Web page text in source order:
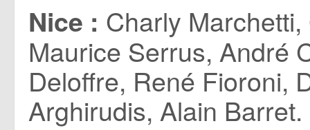
Nice : Charly
Maurice Serrus, André
Deloffre, René Fioroni,
Arghirudis, Alain